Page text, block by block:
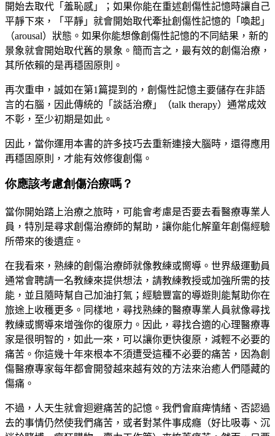
開始去取代「羞恥感」；如果你能在重述創傷性記憶時讓自己
平靜下來，「平靜」就會開始取代牽扯創傷性記憶的「喚起」
（arousal）狀態。如果你能想像創傷性記憶的不同結果，新的
景象就會開始取代舊的景象。簡而言之，最有效的創傷治療，
其所依賴的是再穩固原則。
再次重申，誠如在第1篇提到的，創傷性記憶主要儲存在非語
言的右腦，因此傳統的「談話治療」（talk therapy）通常成效
不彰，至少初期是如此。
因此，當你運用本書的許多技巧去重新連接大腦時，還得應用
再穩固原則，才能有效修復創傷。
你應該考慮創傷治療嗎？
當你開始踏上治療之旅時，可能會考慮是否要去看醫療專業人
員，特別是尋求創傷治療師的幫助，讓你能化解童年創傷經驗
所帶來的後遺症。
在我看來，熟練的創傷治療師就像教練或嚮導。世界級運動員
通常會聘請一名教練來提供想法，請教練教授或加強所需的技
能，並且隨時幫自己加油打氣；經驗豐富的導遊則能幫助你在
旅途上收穫更多。同樣地，尋找熟練的醫療專業人員就像尋找
教練或嚮導來增強你的復原力。因此，尋找合適的心理醫療專
家是很明智的，如此一來，可以讓你更快復原，減輕不必要的
痛苦。你這幾十年來根本不須遭受這種不必要的痛苦，因為創
傷醫療專家每年都會開發越來越有效的方法來治癒人們隱藏的
傷痛。
不過，人天生就會迴避痛苦的記憶。我們會麻痺情緒、否認過
去的事情仍然使我們痛苦，或者對某件事成癮（好比吸毒、沉